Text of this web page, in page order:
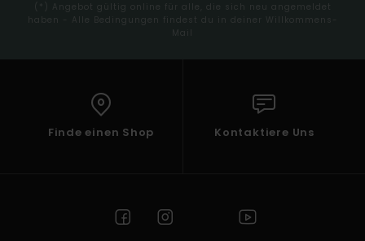
(*) Angebot gültig online für alle, die sich neu angemeldet
haben - Alle Bedingungen findest du in deiner Willkommens-
Mail
Finde einen Shop Kontaktiere Uns